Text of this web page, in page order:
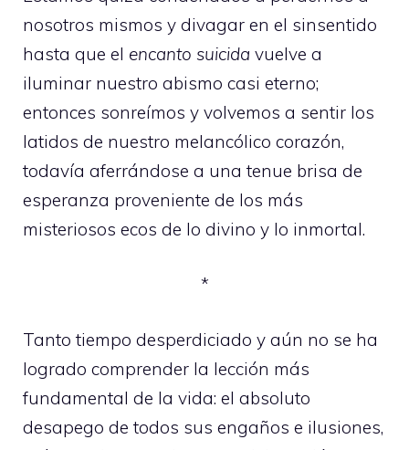
nosotros mismos y divagar en el sinsentido
hasta que el encanto suicida vuelve a
iluminar nuestro abismo casi eterno;
entonces sonreímos y volvemos a sentir los
latidos de nuestro melancólico corazón,
todavía aferrándose a una tenue brisa de
esperanza proveniente de los más
misteriosos ecos de lo divino y lo inmortal.
*
Tanto tiempo desperdiciado y aún no se ha
logrado comprender la lección más
fundamental de la vida: el absoluto
desapego de todos sus engaños e ilusiones,